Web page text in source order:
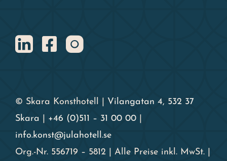
© Skara Konsthotell | Vilangatan 4, 532 37
Skara
+46 (0)511 – 31 00 00
info.konst@julahotell.se
Org.-Nr. 556719 – 5812 | Alle Preise inkl. MwSt. |